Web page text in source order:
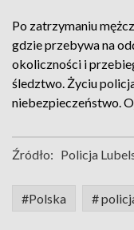
Po zatrzymaniu
gdzie przebywa na
okoliczności i
śledztwo. Życiu
niebezpieczeństwo.
Źródło: Policja
#Polska #